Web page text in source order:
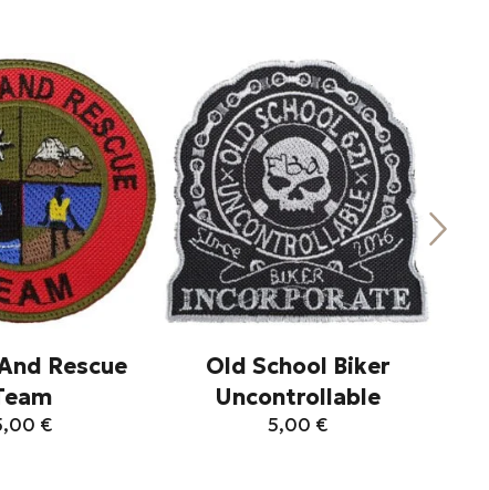
Rescue
€
Old School Biker
Uncontrollable
5,00 €